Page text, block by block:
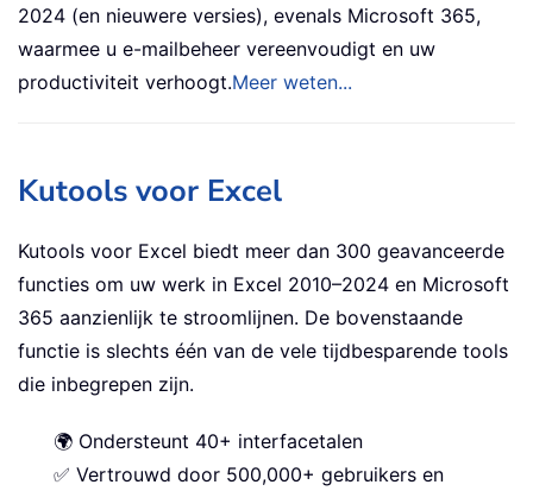
2024 (en nieuwere versies), evenals Microsoft 365,
waarmee u e-mailbeheer vereenvoudigt en uw
productiviteit verhoogt.Meer weten...
Kutools voor Excel
Kutools voor Excel biedt meer dan 300 geavanceerde
functies om uw werk in Excel 2010–2024 en Microsoft
365 aanzienlijk te stroomlijnen. De bovenstaande
functie is slechts één van de vele tijdbesparende tools
die inbegrepen zijn.
🌍 Ondersteunt 40+ interfacetalen
✅ Vertrouwd door 500,000+ gebruikers en